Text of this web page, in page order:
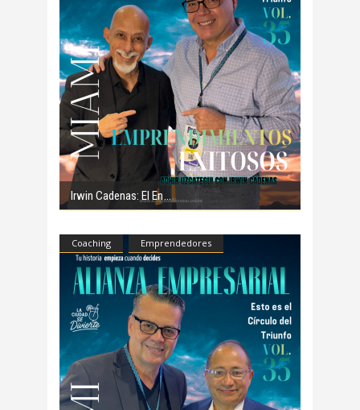
Irwin Cadenas: El En
Coaching Emprendedores